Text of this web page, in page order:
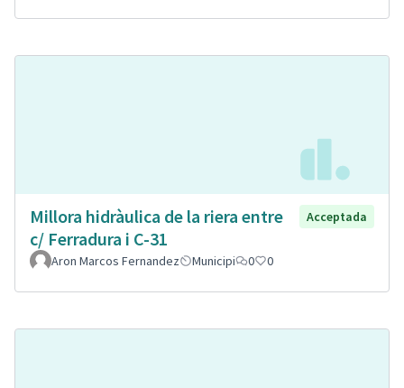
Millora hidràulica de la riera entre
c/ Ferradura i C-31
Acceptada
Aron Marcos Fernandez Municipi 0 0